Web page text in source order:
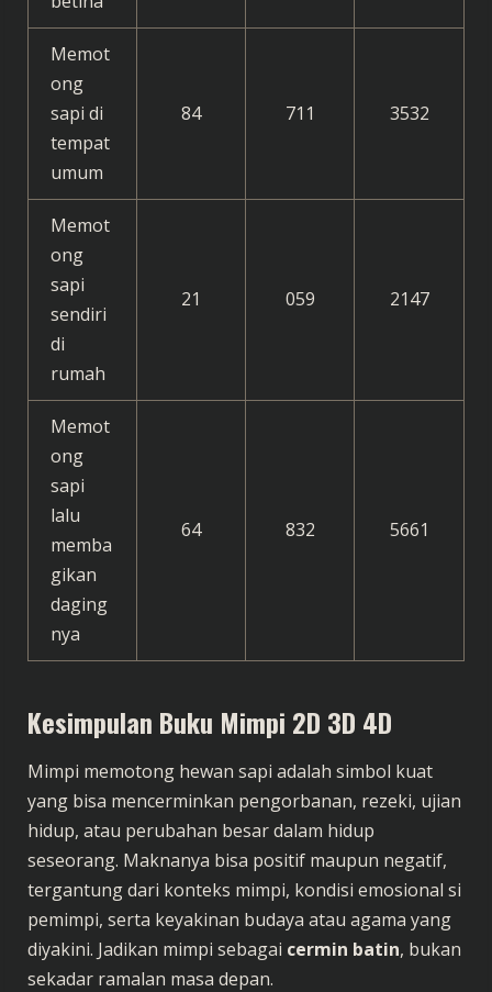
Memot
ong
sapi di
tempat
umum
84 711 3532
Memot
ong
sapi
sendiri
di
rumah
21 059 2147
Memot
ong
sapi
lalu
memba
gikan
daging
nya
64 832 5661
Kesimpulan Buku Mimpi 2D 3D 4D
Mimpi memotong hewan sapi adalah simbol kuat
yang bisa mencerminkan pengorbanan, rezeki, ujian
hidup, atau perubahan besar dalam hidup
seseorang. Maknanya bisa positif maupun negatif,
tergantung dari konteks mimpi, kondisi emosional si
pemimpi, serta keyakinan budaya atau agama yang
diyakini. Jadikan mimpi sebagai cermin batin, bukan
sekadar ramalan masa depan.